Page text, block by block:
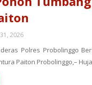
2026
Polres Probolinggo
Paiton Probolinggo,–